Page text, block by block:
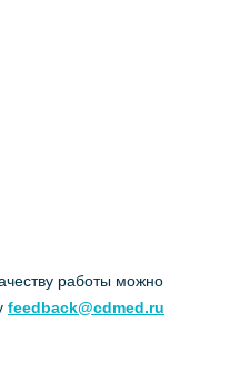
работы можно
feedback@cdmed.ru